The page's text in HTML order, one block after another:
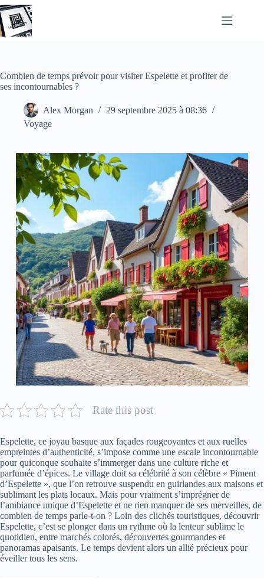
Passer
au
contenu
Combien de temps prévoir pour visiter Espelette et profiter de
ses incontournables ?
Alex Morgan
29 septembre 2025 à 08:36
Voyage
Rate this post
Espelette, ce joyau basque aux façades rougeoyantes et aux ruelles
empreintes d’authenticité, s’impose comme une escale incontournable
pour quiconque souhaite s’immerger dans une culture riche et
parfumée d’épices. Le village doit sa célébrité à son célèbre « Piment
d’Espelette », que l’on retrouve suspendu en guirlandes aux maisons et
sublimant les plats locaux. Mais pour vraiment s’imprégner de
l’ambiance unique d’Espelette et ne rien manquer de ses merveilles, de
combien de temps parle-t-on ? Loin des clichés touristiques, découvrir
Espelette, c’est se plonger dans un rythme où la lenteur sublime le
quotidien, entre marchés colorés, découvertes gourmandes et
panoramas apaisants. Le temps devient alors un allié précieux pour
éveiller tous les sens.